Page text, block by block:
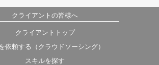
クライアントの皆様へ
クライアントトップ
依頼する（クラウドソーシング）
スキルを探す